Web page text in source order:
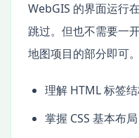
WebGIS 的界面运行
跳过。但也不需要一
地图项目的部分即可。
理解 HTML 标签
掌握 CSS 基本布